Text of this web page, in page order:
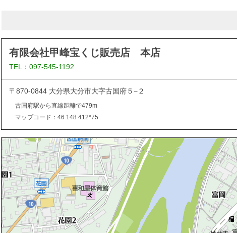
有限会社甲峰宝くじ販売店 本店
TEL：097-545-1192
〒870-0844 大分県大分市大字古国府５−２
古国府駅から直線距離で479m
マップコード：46 148 412*75